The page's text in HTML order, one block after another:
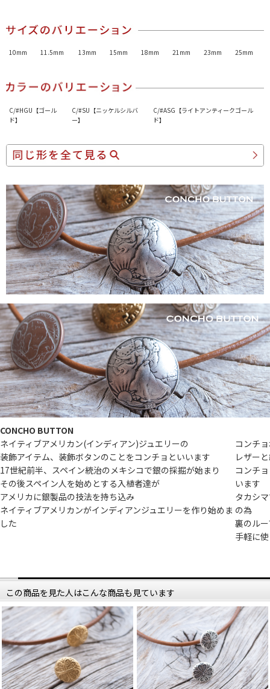
10mm 11.5mm 13mm 15mm 18mm 21mm 23mm 25mm
C/#HGU【ゴール
ド】
C/#SU【ニッケルシルバ
ー】
C/#ASG【ライトアンティークゴール
ド】
CONCHO BUTTON
ネイティブアメリカン(インディアン)ジュエリーの
装飾アイテム、装飾ボタンのことをコンチョといいます
17世紀前半、スペイン統治のメキシコで銀の採掘が始まり
その後スペイン人を始めとする入植者達が
アメリカに銀製品の技法を持ち込み
ネイティブアメリカンがインディアンジュエリーを作り始めま
した
コンチ
レザー
コンチ
います
タカシ
の為
裏のル
手軽に
この商品を見た人はこんな商品も見ています